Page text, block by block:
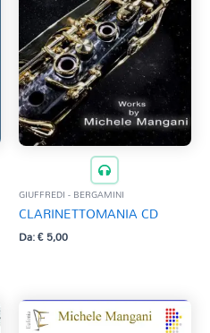
GIUFFREDI - BERGAMINI
CLARINETTOMANIA CD
Da:€5,00